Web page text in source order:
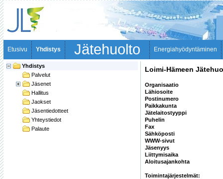
Etusivu Yhdistys Jätehuolto Energiahyödyntäminen
Yhdistys
Palvelut
Jäsenet
Hallitus
Jaokset
Jäsentiedotteet
Yhteystiedot
Palaute
Loimi-Hämeen
Organisaatio
Lähiosoite
Postinumero
Paikkakunta
Jätelaitostyyppi
Puhelin
Fax
Sähköposti
WWW-sivut
Jäsenyys
Liittymisaika
Aloitusajankohta
Toimintajärjestelmät: